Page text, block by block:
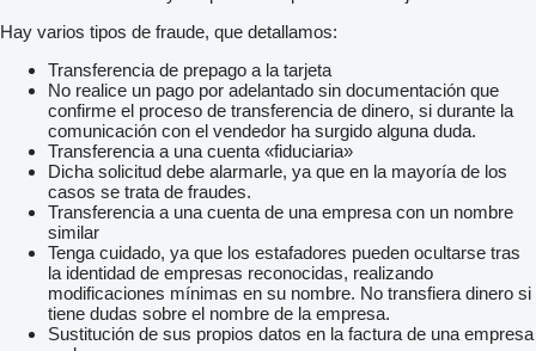
Hay varios tipos de fraude, que detallamos:
Transferencia de prepago a la tarjeta
No realice un pago por adelantado sin documentación que
confirme el proceso de transferencia de dinero, si durante la
comunicación con el vendedor ha surgido alguna duda.
Transferencia a una cuenta «fiduciaria»
Dicha solicitud debe alarmarle, ya que en la mayoría de los
casos se trata de fraudes.
Transferencia a una cuenta de una empresa con un nombre
similar
Tenga cuidado, ya que los estafadores pueden ocultarse tras
la identidad de empresas reconocidas, realizando
modificaciones mínimas en su nombre. No transfiera dinero si
tiene dudas sobre el nombre de la empresa.
Sustitución de sus propios datos en la factura de una empresa